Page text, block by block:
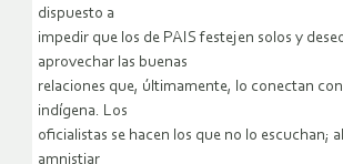
dispuesto a
impedir que los de PAIS festejen solos y
aprovechar las buenas
relaciones que, últimamente, lo conectan
indígena. Los
oficialistas se hacen los que no lo escuchan;
amnistiar